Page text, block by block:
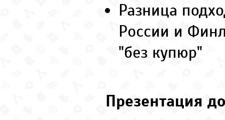
Разница
России и
"без купюр"
Презентация